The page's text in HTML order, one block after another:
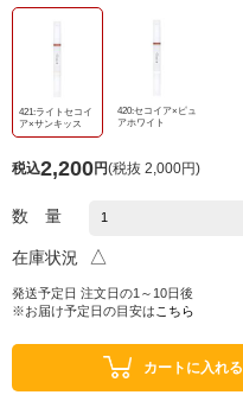
421:ライトセコイ
ア×サンキッス
420:セコイア×ピュ
アホワイト
税込2,200円(税抜 2,000円)
数 量
在庫状況 △
発送予定日 注文日の1～10日後
※お届け予定日の目安は こちら
カートに入れる